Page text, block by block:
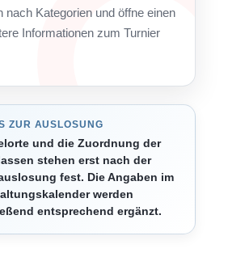
nach Kategorien und öffne einen
Informationen zum Turnier
ZUR AUSLOSUNG
und die Zuordnung der
stehen erst nach der
fest. Die Angaben im
werden
entsprechend ergänzt.